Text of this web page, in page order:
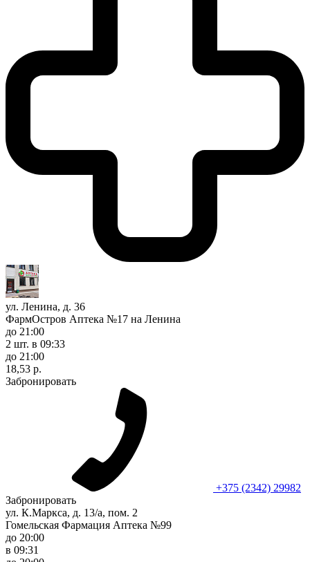
ул. Ленина, д. 36
ФармОстров Аптека №17 на Ленина
до 21:00
2 шт. в 09:33
до 21:00
18,53 р.
Забронировать
+375 (2342) 29982
Забронировать
ул. К.Маркса, д. 13/а, пом. 2
Гомельская Фармация Аптека №99
до 20:00
в 09:31